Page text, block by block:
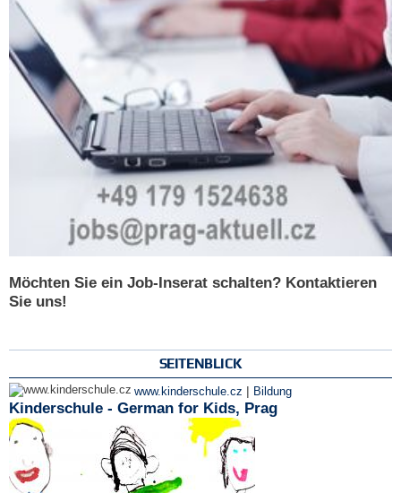
Möchten Sie ein Job-Inserat schalten? Kontaktieren
Sie uns!
SEITENBLICK
www.kinderschule.cz | Bildung
Kinderschule - German for Kids, Prag